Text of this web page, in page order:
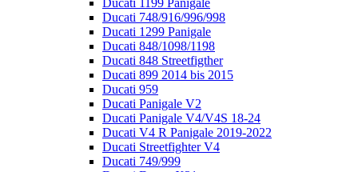
Ducati 1199 Panigale
Ducati 748/916/996/998
Ducati 1299 Panigale
Ducati 848/1098/1198
Ducati 848 Streetfigther
Ducati 899 2014 bis 2015
Ducati 959
Ducati Panigale V2
Ducati Panigale V4/V4S 18-24
Ducati V4 R Panigale 2019-2022
Ducati Streetfighter V4
Ducati 749/999